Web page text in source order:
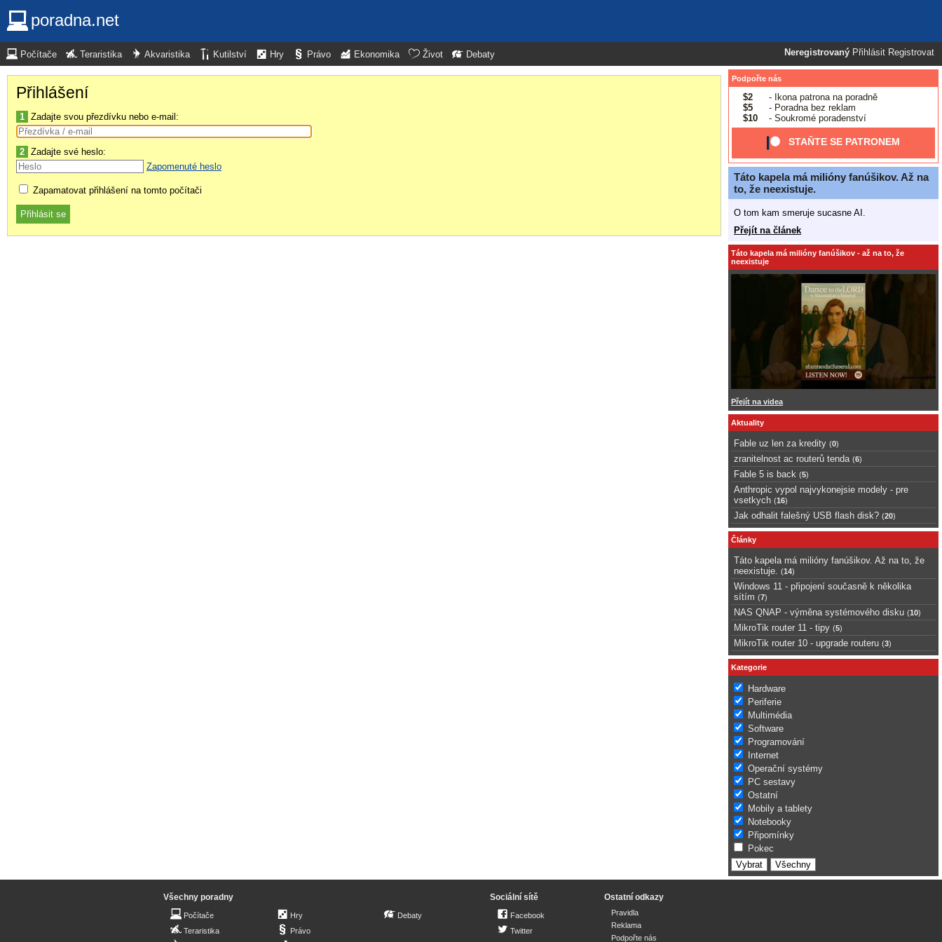
poradna.net
Neregistrovaný Přihlásit Registrovat
Počítače Teraristika Akvaristika Kutilství Hry Právo Ekonomika Život Debaty
Přihlášení
1 Zadajte svou přezdívku nebo e-mail:
2 Zadajte své heslo:
Zapomenuté heslo
Zapamatovat přihlášení na tomto počítači
Podpořte nás
$2
- Ikona patrona na poradně
$5
- Poradna bez reklam
$10
- Soukromé poradenství
STAŇTE SE PATRONEM
Táto kapela má milióny fanúšikov. Až na
to, že neexistuje.
O tom kam smeruje sucasne AI.
Přejít na článek
Táto kapela má milióny fanúšikov - až na to, že
neexistuje
Přejít na videa
Aktuality
Fable uz len za kredity (0)
zranitelnost ac routerů tenda (6)
Fable 5 is back (5)
Anthropic vypol najvykonejsie modely - pre
vsetkych (16)
Jak odhalit falešný USB flash disk? (20)
Články
Táto kapela má milióny fanúšikov. Až na to, že
neexistuje.
(14)
Windows 11 - připojení současně k několika
sítím (7)
NAS QNAP - výměna systémového disku (10)
MikroTik router 11 - tipy (5)
MikroTik router 10 - upgrade routeru (3)
Kategorie
Hardware
Periferie
Multimédia
Software
Programování
Internet
Operační systémy
PC sestavy
Ostatní
Mobily a tablety
Notebooky
Připomínky
Pokec
Všechny poradny
Počítače
Teraristika
Hry
Právo
Debaty
Sociální sítě
Facebook
Twitter
Ostatní odkazy
Pravidla
Reklama
Podpořte nás